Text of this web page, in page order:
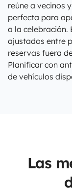
reúne a vecinos
perfecta para
a la celebración.
ajustados entre
reservas fuera
Planificar con
de vehículos
Las